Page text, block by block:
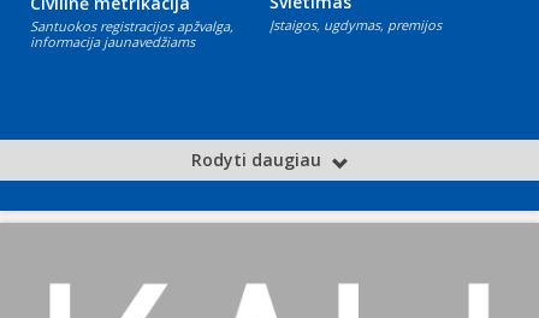
Santuokos registracijos apžvalga,
informacija jaunavedžiams
Įstaigos, ugdymas, premijos
Rodyti daugiau